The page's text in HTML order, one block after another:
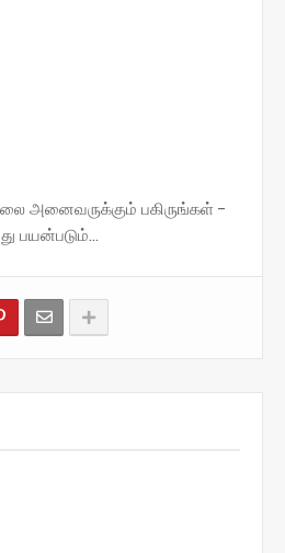
அனைவருக்கும் பகிருங்கள் -
பயன்படும்...